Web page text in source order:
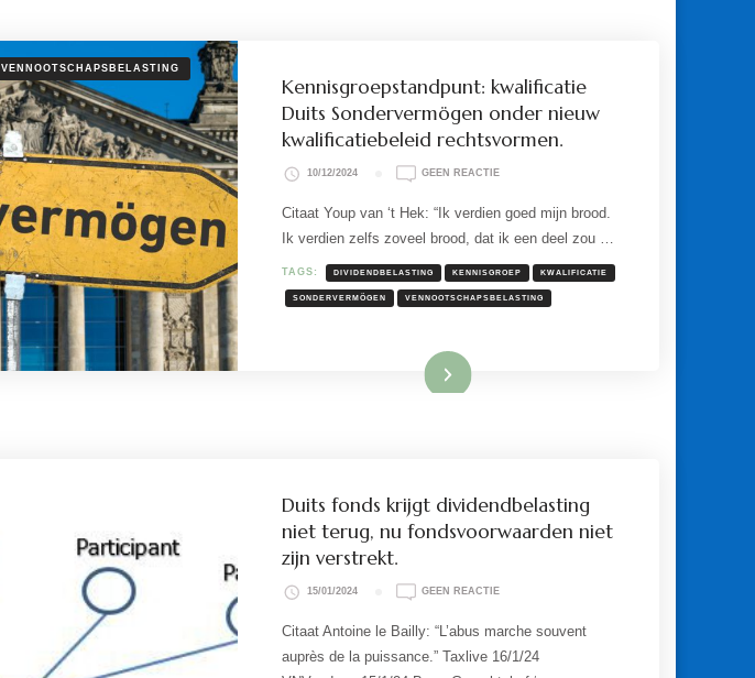
VENNOOTSCHAPSBELASTING
Kennisgroepstandpunt: kwalificatie
Duits Sondervermögen onder nieuw
kwalificatiebeleid rechtsvormen.
10/12/2024 GEEN REACTIEOP
KWALIFICATIE
DUITS
SONDERVERMÖGEN
NIEUW
KWALIFICATIEBELEID
RECHTSVORMEN.
Citaat Youp van ‘t Hek: “Ik verdien goed mijn brood.
Ik verdien zelfs zoveel brood, dat ik een deel zou …
TAGS: DIVIDENDBELASTING KENNISGROEP KWALIFICATIE
SONDERVERMÖGEN VENNOOTSCHAPSBELASTING
Lees meer
Duits fonds krijgt dividendbelasting
niet terug, nu fondsvoorwaarden niet
zijn verstrekt.
15/01/2024 GEEN REACTIEOP
FONDS
KRIJGT
DIVIDENDBELASTING
Citaat Antoine le Bailly: “L’abus marche souvent
auprès de la puissance.” Taxlive 16/1/24